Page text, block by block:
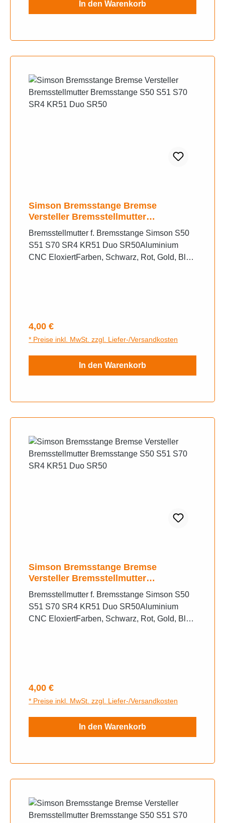
In den Warenkorb
Simson Bremsstange Bremse
Versteller Bremsstellmutter
Bremsstange S50 S51 S70 SR4 KR51
Duo SR50
Bremsstellmutter f. Bremsstange Simson S50
S51 S70 SR4 KR51 Duo SR50Aluminium
CNC EloxiertFarben, Schwarz, Rot, Gold, Blau
Regulärer Preis:
4,00 €
* Preise inkl. MwSt. zzgl. Liefer-/Versandkosten
In den Warenkorb
Simson Bremsstange Bremse
Versteller Bremsstellmutter
Bremsstange S50 S51 S70 SR4 KR51
Duo SR50
Bremsstellmutter f. Bremsstange Simson S50
S51 S70 SR4 KR51 Duo SR50Aluminium
CNC EloxiertFarben, Schwarz, Rot, Gold, Blau
Regulärer Preis:
4,00 €
* Preise inkl. MwSt. zzgl. Liefer-/Versandkosten
In den Warenkorb